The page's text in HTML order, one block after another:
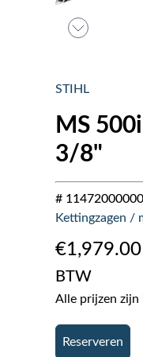
STIHL
MS
3/8"
# 11472000000
Kettingzagen /
€1,979.00
BTW
Alle prijzen zijn
Reserveren